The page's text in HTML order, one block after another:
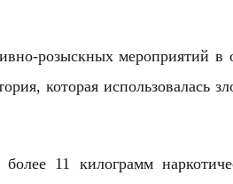
розыскных мероприятий
которая
11 килограмм